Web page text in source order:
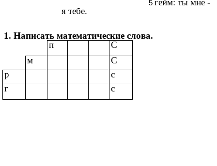
я тебе.
1. Написать математические слова.
п
С
м
С
р
с
г
с